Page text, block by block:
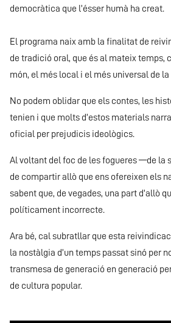
democràtica que l’ésser humà ha creat.
El programa naix amb la finalitat de
de tradició oral, que és al mateix temps,
món, el més local i el més universal de
No podem oblidar que els contes, les
tenien i que molts d’estos materials
oficial per prejudicis ideològics.
Al voltant del foc de les fogueres —de
de compartir allò que ens ofereixen els
sabent que, de vegades, una part d’allò
políticament incorrecte.
Ara bé, cal subratllar que esta
la nostàlgia d’un temps passat sinó per
transmesa de generació en generació
de cultura popular.